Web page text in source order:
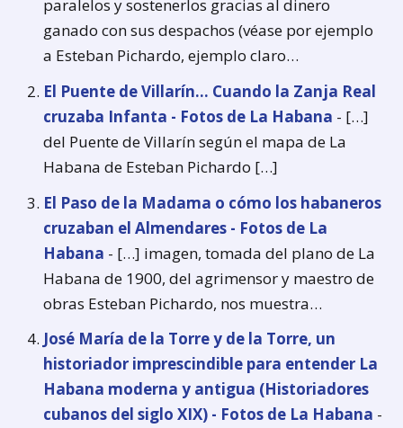
paralelos y sostenerlos gracias al dinero
ganado con sus despachos (véase por ejemplo
a Esteban Pichardo, ejemplo claro…
El Puente de Villarín... Cuando la Zanja Real
cruzaba Infanta - Fotos de La Habana - […]
del Puente de Villarín según el mapa de La
Habana de Esteban Pichardo […]
El Paso de la Madama o cómo los habaneros
cruzaban el Almendares - Fotos de La
Habana - […] imagen, tomada del plano de La
Habana de 1900, del agrimensor y maestro de
obras Esteban Pichardo, nos muestra…
José María de la Torre y de la Torre, un
historiador imprescindible para entender La
Habana moderna y antigua (Historiadores
cubanos del siglo XIX) - Fotos de La Habana -